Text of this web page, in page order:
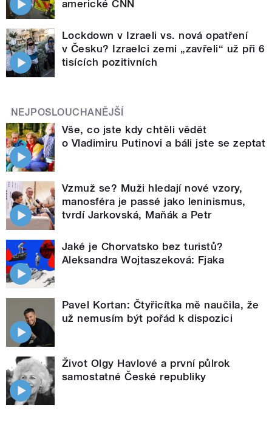
americké CNN
Lockdown v Izraeli vs. nová opatření
v Česku? Izraelci zemi „zavřeli“ už při 6
tisících pozitivních
NEJPOSLOUCHANĚJŠÍ
Vše, co jste kdy chtěli vědět
o Vladimiru Putinovi a báli jste se zeptat
Vzmuž se? Muži hledají nové vzory,
manosféra je passé jako leninismus,
tvrdí Jarkovská, Maňák a Petr
Jaké je Chorvatsko bez turistů?
Aleksandra Wojtaszeková: Fjaka
Pavel Kortan: Čtyřicítka mě naučila, že
už nemusím být pořád k dispozici
Život Olgy Havlové a první půlrok
samostatné České republiky